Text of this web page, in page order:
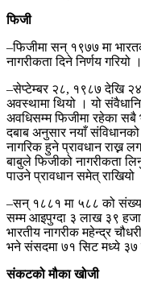
फिजी
–फिजीमा सन् १९७७ मा
नागरीकता दिने निर्णय गरियो ।
–सेप्टेम्बर २८, १९८७ देखि
अवस्थामा थियो । यो
अवधिसम्म फिजीमा रहेका सबै
दबाब अनुसार नयाँ
नागरिक हुने प्रावधान राख्न
बाबुले फिजीको नागरीकता
पाउने प्रावधान समेत् राखियो
–सन् १८८१ मा ५८८ को
सम्म आइपुग्दा ३ लाख ३९
भारतीय नागरीक महेन्द्र
भने संसदमा ७१ सिट मध्ये ३७
संकटको मौका खोजी